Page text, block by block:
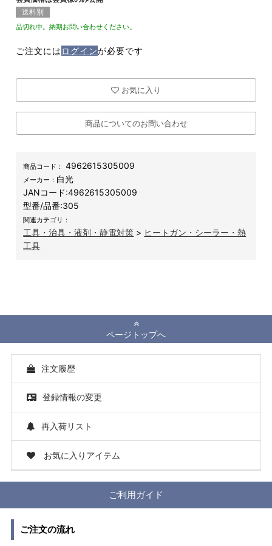
送料別
品切れ中。納期お問い合わせください。
ご注文には ログインが必要です
お気に入り
商品についてのお問い合わせ
商品コード： 4962615305009
メーカー： 白光
JANコード:4962615305009
型番/品番:305
関連カテゴリ：
工具・治具・液剤・静電対策 > ヒートガン・シーラー・熱
工具
ページトップへ
注文履歴
登録情報の変更
再入荷リスト
お気に入りアイテム
ご利用ガイド
ご注文の流れ